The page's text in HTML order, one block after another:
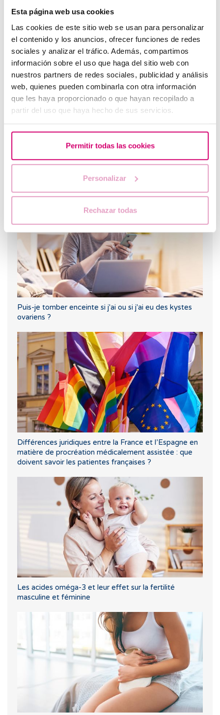
Esta página web usa cookies
Las cookies de este sitio web se usan para personalizar
el contenido y los anuncios, ofrecer funciones de redes
sociales y analizar el tráfico. Además, compartimos
información sobre el uso que haga del sitio web con
nuestros partners de redes sociales, publicidad y análisis
web, quienes pueden combinarla con otra información
que les haya proporcionado o que hayan recopilado a
partir del uso que haya hecho de sus servicios.
Permitir todas las cookies
Personalizar
Rechazar todas
Trompes bouchées: solution?
Puis-je tomber enceinte si j'ai ou si j'ai eu des kystes
ovariens ?
Différences juridiques entre la France et l’Espagne en
matière de procréation médicalement assistée : que
doivent savoir les patientes françaises ?
Les acides oméga-3 et leur effet sur la fertilité
masculine et féminine